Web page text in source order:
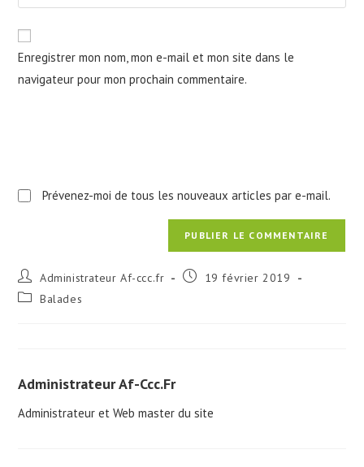
Enregistrer mon nom, mon e-mail et mon site dans le
navigateur pour mon prochain commentaire.
Prévenez-moi de tous les nouveaux articles par e-mail.
Administrateur Af-ccc.fr
19 février 2019
Balades
Administrateur Af-Ccc.fr
Administrateur et Web master du site